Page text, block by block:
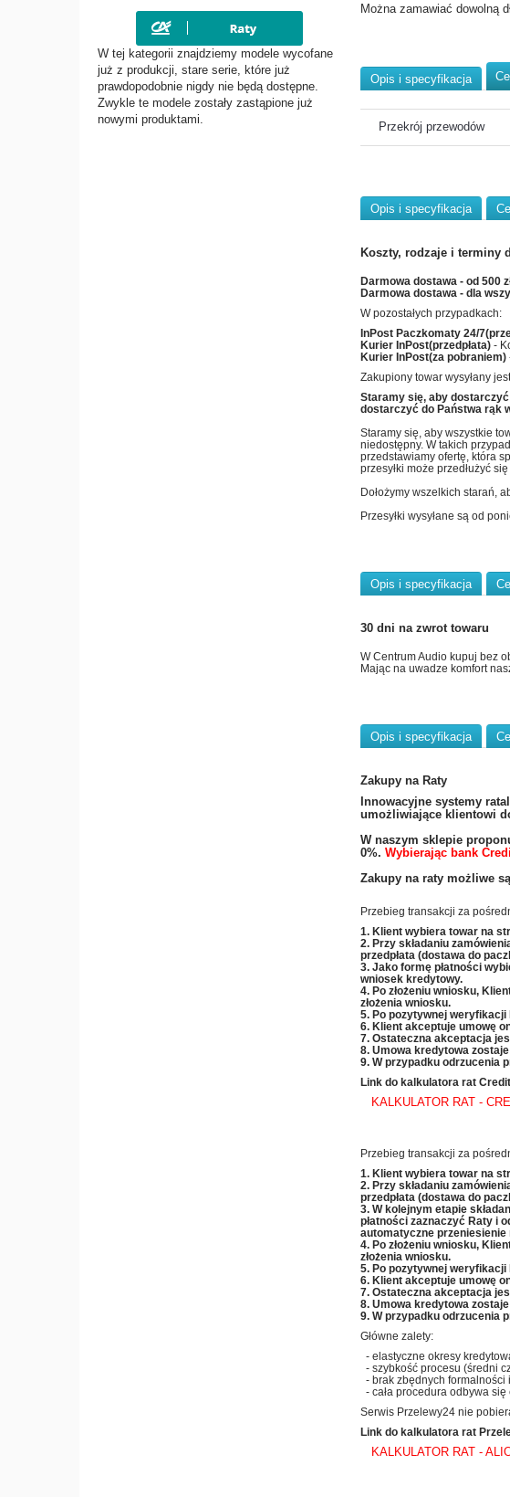
W tej kategorii znajdziemy modele wycofane
już z produkcji, stare serie, które już
prawdopodobnie nigdy nie będą dostępne.
Zwykle te modele zostały zastąpione już
nowymi produktami.
Można zamawiać dowolną
Opis i specyfikacja
Przekrój przewodów
Opis i specyfikacja
Koszty, rodzaje i terminy
Darmowa dostawa - od 500
Darmowa dostawa - dla
W pozostałych przypadkach:
InPost Paczkomaty 24/
Kurier InPost(przedpłata)-
Kurier InPost(za pobraniem)
Zakupiony towar wysyłany
Staramy się, aby
dostarczyć do Państwa rąk
Staramy się, aby wszystkie
niedostępny. W takich
przedstawiamy ofertę, która
przesyłki może przedłużyć
Dołożymy wszelkich starań,
Przesyłki wysyłane są od
Opis i specyfikacja
30 dni na zwrot towaru
W Centrum Audio kupuj bez
Mając na uwadze komfort
Opis i specyfikacja
Zakupy na Raty
​Innowacyjne systemy
umożliwiające klientowi
W naszym sklepie
0%. Wybierając bank
Zakupy na raty możliwe
Przebieg transakcji za
1. Klient wybiera towar na
2. Przy składaniu
przedpłata (dostawa do
3. Jako formę płatności
wniosek kredytowy.
4. Po złożeniu wniosku,
złożenia wniosku.
5. Po pozytywnej
6. Klient akceptuje umowę
7. Ostateczna akceptacja
8. Umowa kredytowa
9. W przypadku odrzucenia
Link do kalkulatora rat
KALKULATOR RAT -
Przebieg transakcji za
1. Klient wybiera towar na
2. Przy składaniu
przedpłata (dostawa do
3. W kolejnym etapie
płatności zaznaczyć Raty i
automatyczne przeniesienie
4. Po złożeniu wniosku,
złożenia wniosku.
5. Po pozytywnej
6. Klient akceptuje umowę
7. Ostateczna akceptacja
8. Umowa kredytowa
9. W przypadku odrzucenia
Główne zalety:
- elastyczne okresy
- szybkość procesu (średni
- brak zbędnych formalności
- cała procedura odbywa się
Serwis Przelewy24 nie
Link do kalkulatora rat
KALKULATOR RAT -